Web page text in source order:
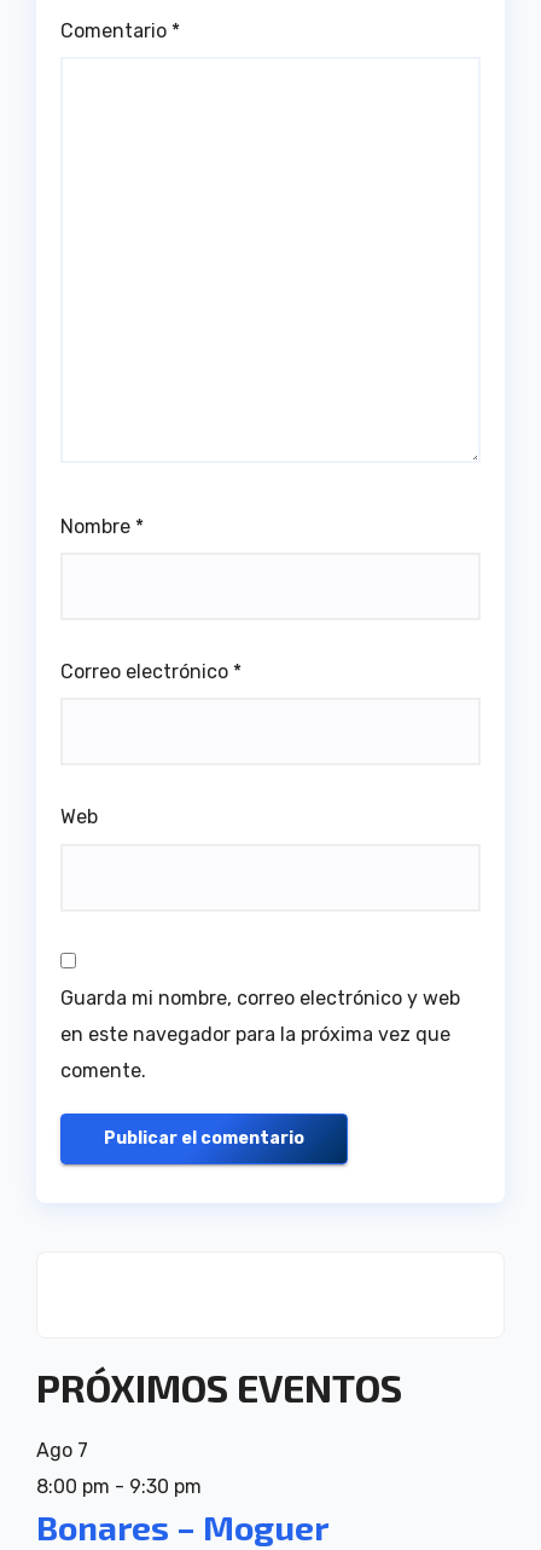
Comentario *
Nombre *
Correo electrónico *
Web
Guarda mi nombre, correo electrónico y web
en este navegador para la próxima vez que
comente.
PRÓXIMOS EVENTOS
Ago 7
8:00 pm - 9:30 pm
Bonares – Moguer